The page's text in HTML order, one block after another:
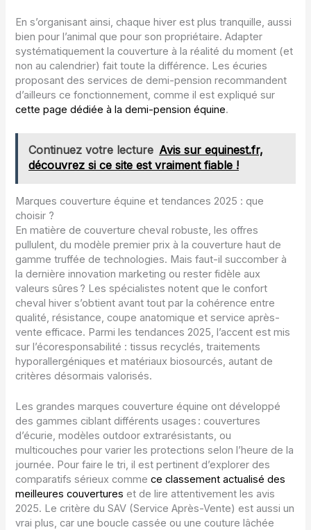
En s’organisant ainsi, chaque hiver est plus tranquille, aussi
bien pour l’animal que pour son propriétaire. Adapter
systématiquement la couverture à la réalité du moment (et
non au calendrier) fait toute la différence. Les écuries
proposant des services de demi-pension recommandent
d’ailleurs ce fonctionnement, comme il est expliqué sur
cette page dédiée à la demi-pension équine.
Continuez votre lecture Avis sur equinest.fr,
découvrez si ce site est vraiment fiable !
Marques couverture équine et tendances 2025 : que
choisir ?
En matière de couverture cheval robuste, les offres
pullulent, du modèle premier prix à la couverture haut de
gamme truffée de technologies. Mais faut-il succomber à
la dernière innovation marketing ou rester fidèle aux
valeurs sûres ? Les spécialistes notent que le confort
cheval hiver s’obtient avant tout par la cohérence entre
qualité, résistance, coupe anatomique et service après-
vente efficace. Parmi les tendances 2025, l’accent est mis
sur l’écoresponsabilité : tissus recyclés, traitements
hyporallergéniques et matériaux biosourcés, autant de
critères désormais valorisés.
Les grandes marques couverture équine ont développé
des gammes ciblant différents usages : couvertures
d’écurie, modèles outdoor extrarésistants, ou
multicouches pour varier les protections selon l’heure de la
journée. Pour faire le tri, il est pertinent d’explorer des
comparatifs sérieux commece classement actualisé des
meilleures couvertures et de lire attentivement les avis
2025. Le critère du SAV (Service Après-Vente) est aussi un
vrai plus, car une boucle cassée ou une couture lâchée